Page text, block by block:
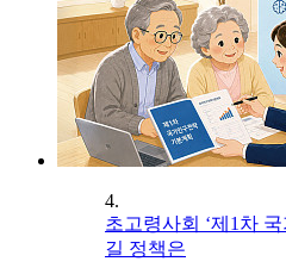
4.
초고령사회 ‘제1차
길 정책은